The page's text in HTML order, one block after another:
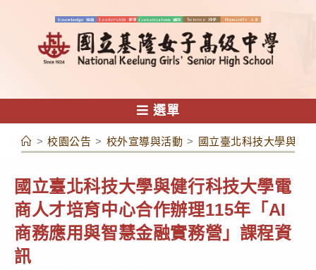
容
選單
> 校園公告 > 校外宣導與活動 > 國立臺北科技大學與健
國立臺北科技大學與健行科技大學電
商人才培育中心合作辦理115年「AI
商務應用與智慧金融實務營」課程資
訊